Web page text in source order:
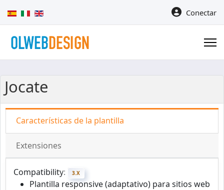
Seleccione su idioma Conectar
Jocate
Características de la plantilla
Extensiones
Compatibility: 3.X
Plantilla responsive (adaptativo) para sitios web